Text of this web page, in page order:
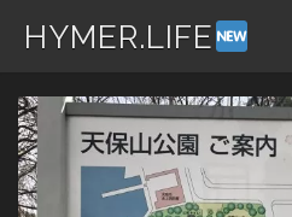
HYMER.LIFE
コ
ン
テ
ン
ツ